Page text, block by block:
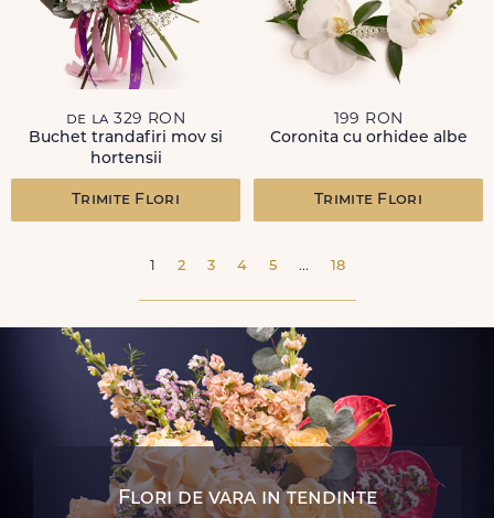
de la 329 RON
Buchet trandafiri mov si
hortensii
Trimite Flori
199 RON
Coronita cu orhidee albe
Trimite Flori
1 2 3 4 5 ... 18
Flori de vara in tendinte